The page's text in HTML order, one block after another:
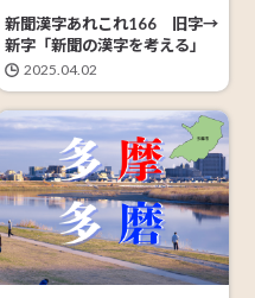
新聞漢字あれこれ166 旧字→
新字「新聞の漢字を考える」
2025.04.02